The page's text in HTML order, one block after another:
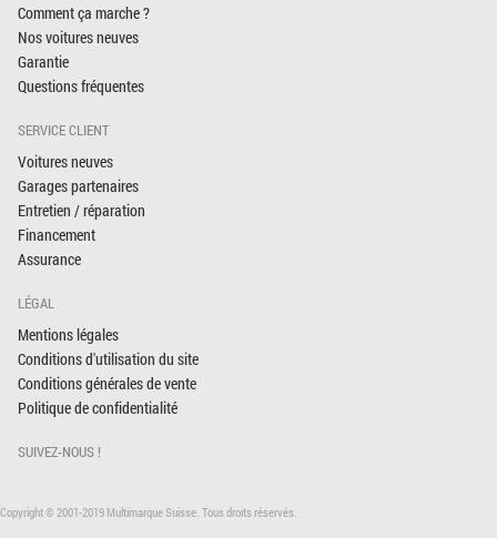
Comment ça marche ?
Nos voitures neuves
Garantie
Questions fréquentes
SERVICE CLIENT
Voitures neuves
Garages partenaires
Entretien / réparation
Financement
Assurance
LÉGAL
Mentions légales
Conditions d'utilisation du site
Conditions générales de vente
Politique de confidentialité
SUIVEZ-NOUS !
Copyright © 2001-2019 Multimarque Suisse. Tous droits réservés.